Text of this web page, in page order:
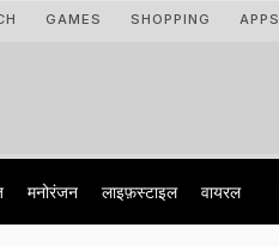
GAMES SHOPPING APPS
मनोरंजन लाइफ़स्टाइल वायरल